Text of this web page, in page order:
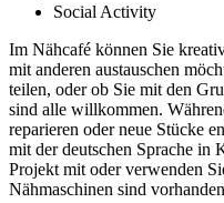
Social Activity
Im Nähcafé können Sie
mit anderen austauschen
teilen, oder ob Sie mit den
sind alle willkommen.
reparieren oder neue Stücke
mit der deutschen Sprache in
Projekt mit oder verwenden
Nähmaschinen sind